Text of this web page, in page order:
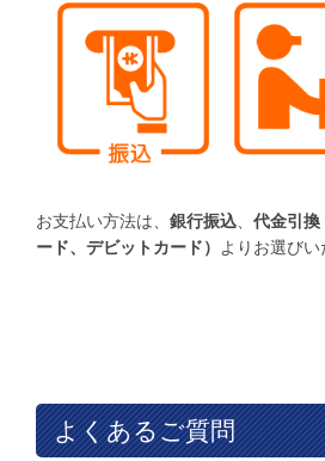
お支払い方法は、 銀行振込、 代金引換
ード、デビットカード） よりお選びい
よくあるご質問